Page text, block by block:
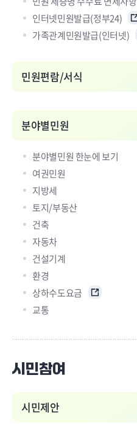
인터넷민원발급(정부24)
가족관계민원발급(인터넷)
민원편람/서식
분야별민원
분야별민원 한눈에 보기
여권민원
지방세
토지/부동산
건축
자동차
건설기계
환경
상하수도요금
교통
시민참여
시민제안